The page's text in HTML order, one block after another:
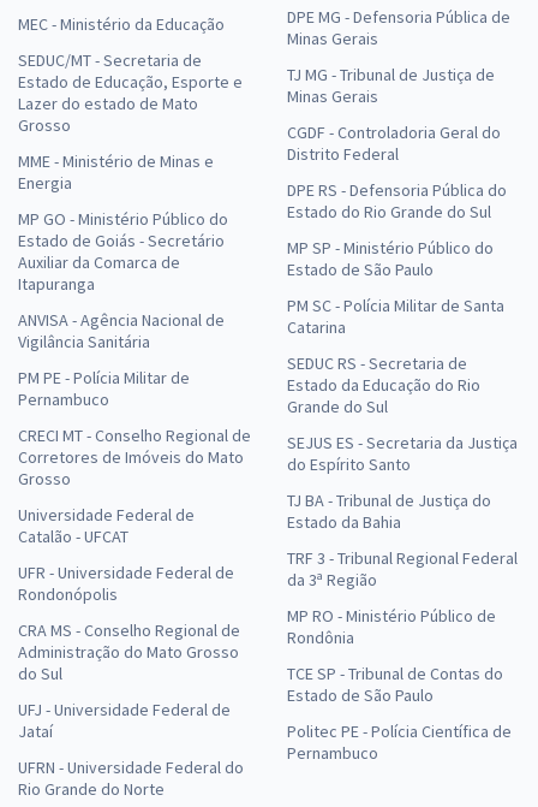
MEC - Ministério da Educação
SEDUC/MT - Secretaria de
Estado de Educação, Esporte e
Lazer do estado de Mato
Grosso
MME - Ministério de Minas e
Energia
MP GO - Ministério Público do
Estado de Goiás - Secretário
Auxiliar da Comarca de
Itapuranga
ANVISA - Agência Nacional de
Vigilância Sanitária
PM PE - Polícia Militar de
Pernambuco
CRECI MT - Conselho Regional de
Corretores de Imóveis do Mato
Grosso
Universidade Federal de
Catalão - UFCAT
UFR - Universidade Federal de
Rondonópolis
CRA MS - Conselho Regional de
Administração do Mato Grosso
do Sul
UFJ - Universidade Federal de
Jataí
UFRN - Universidade Federal do
Rio Grande do Norte
DPE MG - Defensoria Pública de
Minas Gerais
TJ MG - Tribunal de Justiça de
Minas Gerais
CGDF - Controladoria Geral do
Distrito Federal
DPE RS - Defensoria Pública do
Estado do Rio Grande do Sul
MP SP - Ministério Público do
Estado de São Paulo
PM SC - Polícia Militar de Santa
Catarina
SEDUC RS - Secretaria de
Estado da Educação do Rio
Grande do Sul
SEJUS ES - Secretaria da Justiça
do Espírito Santo
TJ BA - Tribunal de Justiça do
Estado da Bahia
TRF 3 - Tribunal Regional Federal
da 3ª Região
MP RO - Ministério Público de
Rondônia
TCE SP - Tribunal de Contas do
Estado de São Paulo
Politec PE - Polícia Científica de
Pernambuco